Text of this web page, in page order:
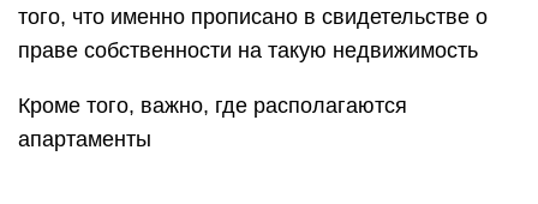
того, что именно прописано в свидетельстве о
праве собственности на такую недвижимость
Кроме того, важно, где располагаются
апартаменты